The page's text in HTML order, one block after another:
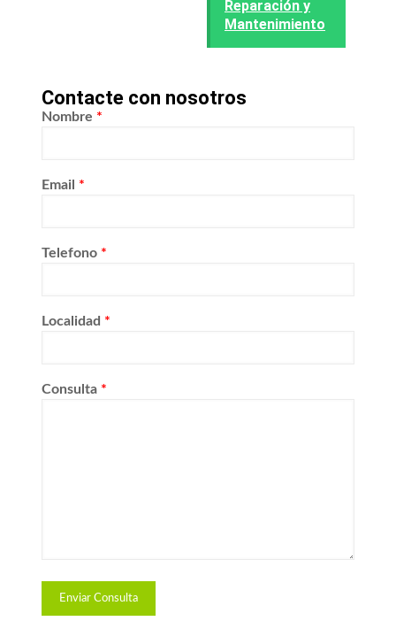
Reparación y
Mantenimiento
Contacte con nosotros
Nombre *
Email *
Telefono *
Localidad *
Consulta *